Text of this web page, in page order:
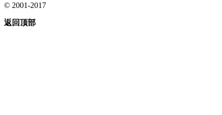
© 2001-2017
返回顶部